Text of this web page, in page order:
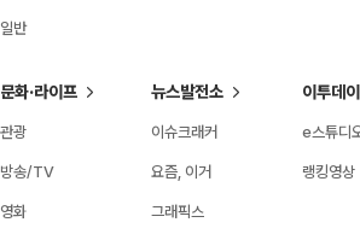
일반
문화·라이프
관광
방송/TV
영화
뉴스발전소
이슈크래커
요즘, 이거
그래픽스
이투데
e스튜디
랭킹영상